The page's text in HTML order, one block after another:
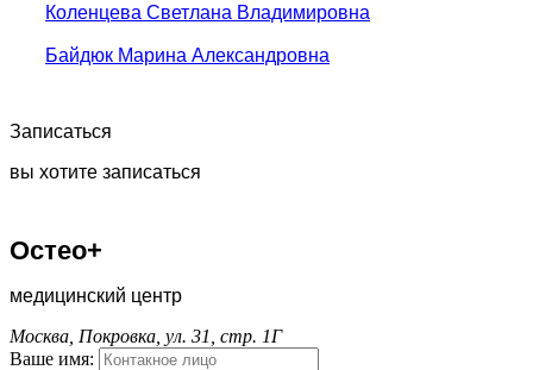
Коленцева Светлана Владимировна
Байдюк Марина Александровна
Записаться
вы хотите записаться
Остео+
медицинский центр
Москва, Покровка, ул. 31, стр. 1Г
Ваше имя: